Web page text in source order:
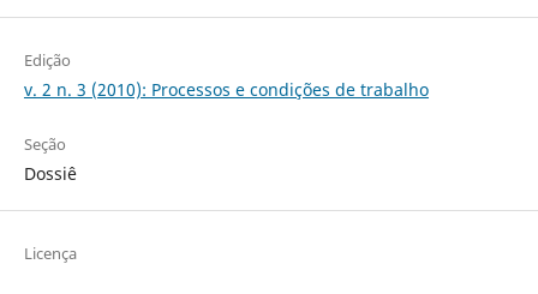
Edição
v. 2 n. 3 (2010): Processos e condições de trabalho
Seção
Dossiê
Licença